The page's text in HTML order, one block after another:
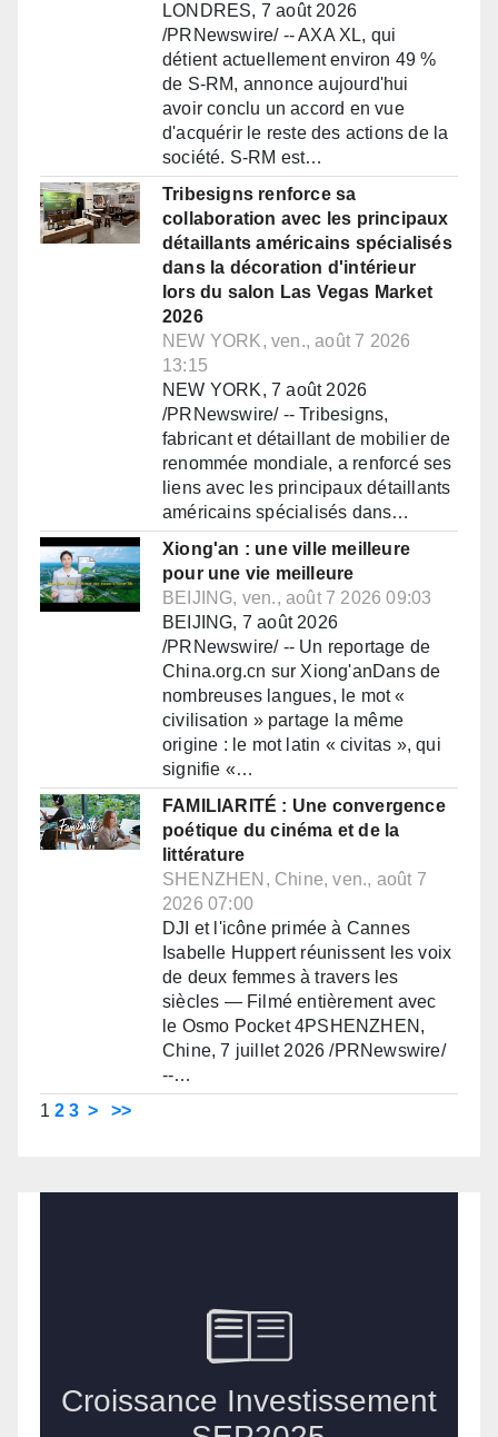
LONDRES, 7 août 2026
/PRNewswire/ -- AXA XL, qui
détient actuellement environ 49 %
de S-RM, annonce aujourd'hui
avoir conclu un accord en vue
d'acquérir le reste des actions de la
société. S-RM est…
Tribesigns renforce sa
collaboration avec les principaux
détaillants américains spécialisés
dans la décoration d'intérieur
lors du salon Las Vegas Market
2026
NEW YORK, ven., août 7 2026
13:15
NEW YORK, 7 août 2026
/PRNewswire/ -- Tribesigns,
fabricant et détaillant de mobilier de
renommée mondiale, a renforcé ses
liens avec les principaux détaillants
américains spécialisés dans…
Xiong'an : une ville meilleure
pour une vie meilleure
BEIJING, ven., août 7 2026 09:03
BEIJING, 7 août 2026
/PRNewswire/ -- Un reportage de
China.org.cn sur Xiong'anDans de
nombreuses langues, le mot «
civilisation » partage la même
origine : le mot latin « civitas », qui
signifie «…
FAMILIARITÉ : Une convergence
poétique du cinéma et de la
littérature
SHENZHEN, Chine, ven., août 7
2026 07:00
DJI et l'icône primée à Cannes
Isabelle Huppert réunissent les voix
de deux femmes à travers les
siècles — Filmé entièrement avec
le Osmo Pocket 4PSHENZHEN,
Chine, 7 juillet 2026 /PRNewswire/
--…
1 2 3 > >>